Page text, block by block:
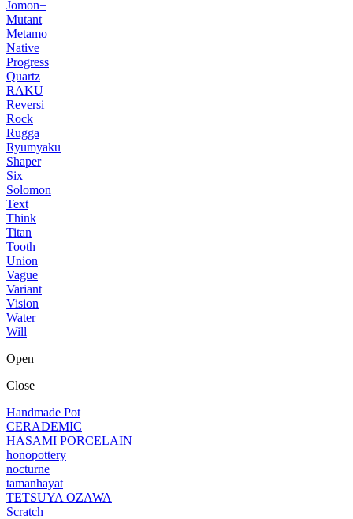
Jomon+
Mutant
Metamo
Native
Progress
Quartz
RAKU
Reversi
Rock
Rugga
Ryumyaku
Shaper
Six
Solomon
Text
Think
Titan
Tooth
Union
Vague
Variant
Vision
Water
Will
Open
Close
Handmade Pot
CERADEMIC
HASAMI PORCELAIN
honopottery
nocturne
tamanhayat
TETSUYA OZAWA
Scratch